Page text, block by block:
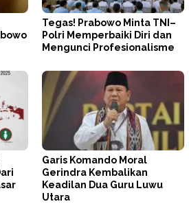
Tegas! Prabowo Minta TNI–
Polri Memperbaiki Diri dan
Mengunci Profesionalisme
Garis Komando Moral
Gerindra Kembalikan
Keadilan Dua Guru Luwu
Utara